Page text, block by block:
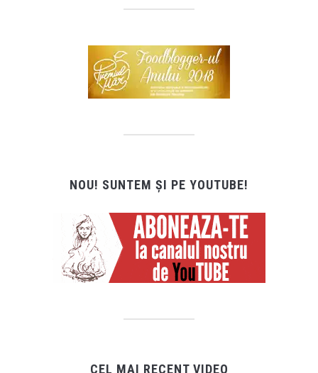
NOU! SUNTEM ȘI PE YOUTUBE!
CEL MAI RECENT VIDEO